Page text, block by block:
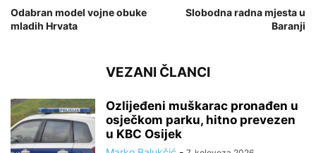
Odabran model vojne obuke
mladih Hrvata
Slobodna radna mjesta u
Baranji
VEZANI ČLANCI
Ozlijeđeni muškarac pronađen u
osječkom parku, hitno prevezen
u KBC Osijek